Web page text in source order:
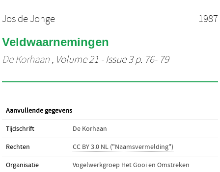
Jos de Jonge 1987
Veldwaarnemingen
De Korhaan , Volume 21 - Issue 3 p. 76- 79
Aanvullende gegevens
Tijdschrift De Korhaan
Rechten CC BY 3.0 NL ("Naamsvermelding")
Organisatie Vogelwerkgroep Het Gooi en Omstreken